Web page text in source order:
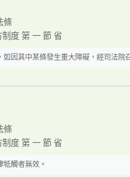
條
度 第 一 節 省
如因其中某條發生重大障礙，經司法
條
度 第 一 節 省
牴觸者無效。